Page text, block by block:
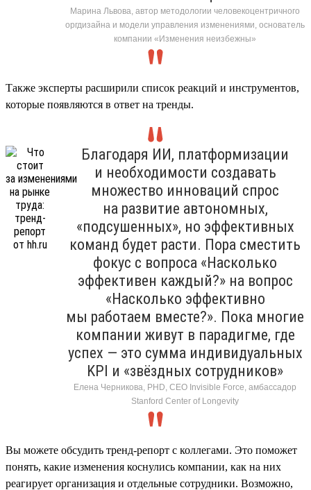
Марина Львова, автор методологии человекоцентричного
оргдизайна и модели управления изменениями, основатель
компании «Изменения неизбежны»
Также эксперты расширили список реакций и инструментов,
которые появляются в ответ на тренды.
Благодаря ИИ, платформизации
и необходимости создавать
множество инноваций спрос
на развитие автономных,
«подсушенных», но эффективных
команд будет расти. Пора сместить
фокус с вопроса «Насколько
эффективен каждый?» на вопрос
«Насколько эффективно
мы работаем вместе?». Пока многие
компании живут в парадигме, где
успех — это сумма индивидуальных
KPI и «звёздных сотрудников»
Елена Черникова, PHD, CEO Invisible Force, амбассадор
Stanford Center of Longevity
Вы можете обсудить тренд-репорт с коллегами. Это поможет
понять, какие изменения коснулись компании, как на них
реагирует организация и отдельные сотрудники. Возможно,